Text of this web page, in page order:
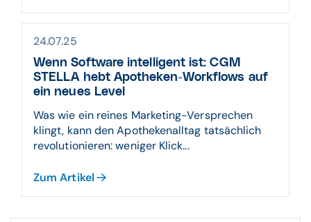
24.07.25
Wenn Software intelligent ist: CGM
STELLA hebt Apotheken-Workflows auf
ein neues Level
Was wie ein reines Marketing-Versprechen
klingt, kann den Apothekenalltag tatsächlich
revolutionieren: weniger Klick...
Zum Artikel